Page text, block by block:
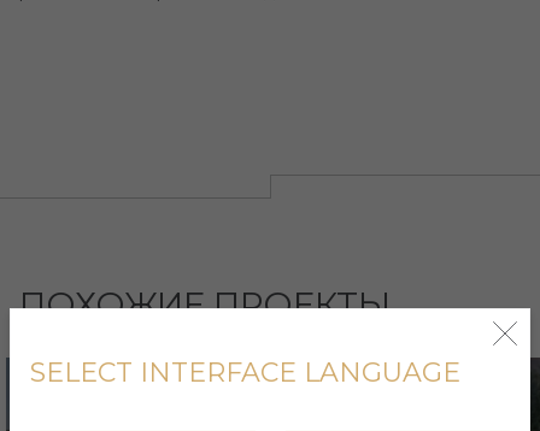
ПОХОЖИЕ ПРОЕКТЫ
SELECT INTERFACE LANGUAGE